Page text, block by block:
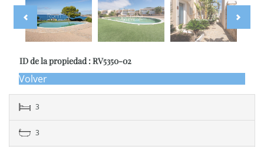
ID de la propiedad : RV5350-02
Volver
3
3